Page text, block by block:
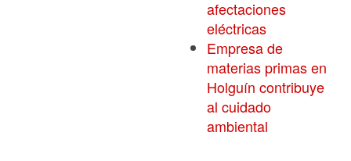
afectaciones
eléctricas
Empresa de
materias primas en
Holguín contribuye
al cuidado
ambiental